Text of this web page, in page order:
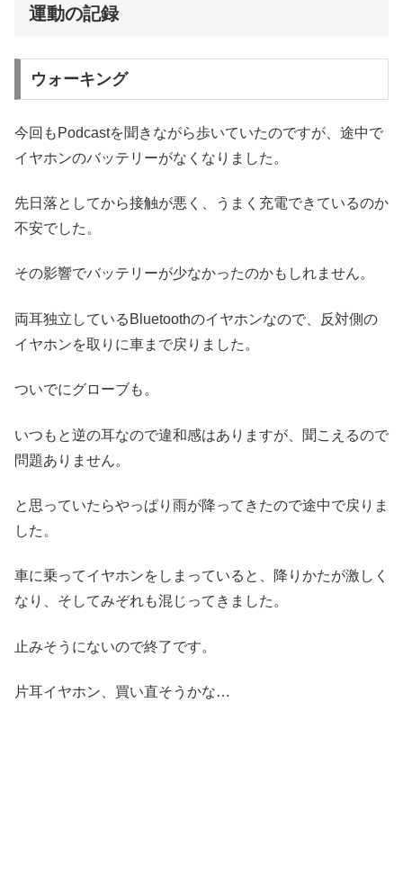
運動の記録
ウォーキング
今回もPodcastを聞きながら歩いていたのですが、途中で
イヤホンのバッテリーがなくなりました。
先日落としてから接触が悪く、うまく充電できているのか
不安でした。
その影響でバッテリーが少なかったのかもしれません。
両耳独立しているBluetoothのイヤホンなので、反対側の
イヤホンを取りに車まで戻りました。
ついでにグローブも。
いつもと逆の耳なので違和感はありますが、聞こえるので
問題ありません。
と思っていたらやっぱり雨が降ってきたので途中で戻りま
した。
車に乗ってイヤホンをしまっていると、降りかたが激しく
なり、そしてみぞれも混じってきました。
止みそうにないので終了です。
片耳イヤホン、買い直そうかな…